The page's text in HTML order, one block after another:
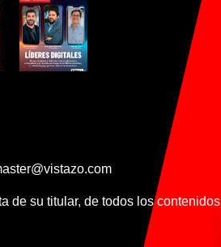
de su titular, de todos los contenidos